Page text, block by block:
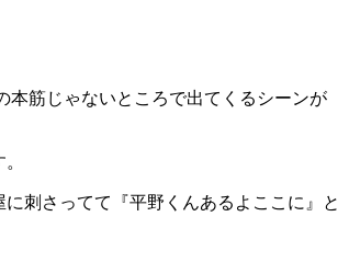
本筋じゃないところで出てくるシーンが
刺さってて『平野くんあるよここに』と